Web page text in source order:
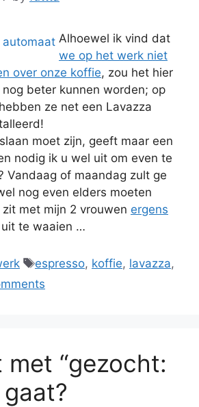
Alhoewel ik vind dat
we op het werk niet
over onze koffie, zou het hier
beter kunnen worden; op
ze net een Lavazza
moet zijn, geeft maar een
nodig ik u wel uit om even te
Vandaag of maandag zult ge
nog even elders moeten
met mijn 2 vrouwen ergens
uit te waaien …
Tags
espresso, koffie, lavazza,
met “gezocht: